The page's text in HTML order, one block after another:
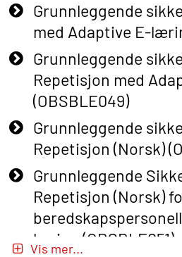
Grunnleggende
med Adaptive E-
Grunnleggende
Repetisjon med
(OBSBLE049)
Grunnleggende
Repetisjon (Norsk)
Grunnleggende
Repetisjon (Norsk)
læring (OBSBLE051)
Vis mer...